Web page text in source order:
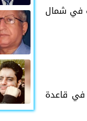
في شمال
في قاعدة